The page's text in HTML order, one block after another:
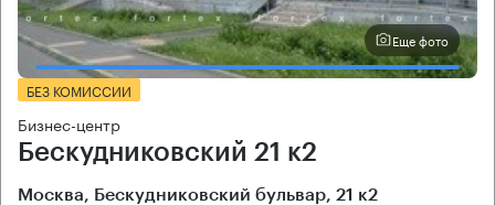
Еще фото
БЕЗ КОМИССИИ
Бизнес-центр
Бескудниковский 21 к2
Москва, Бескудниковский бульвар, 21 к2